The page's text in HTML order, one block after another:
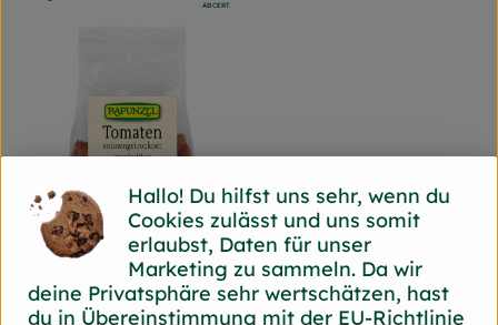
Produkt zum Warenkorb
, Kontrollstelle:
ABCERT
Hallo! Du hilfst uns sehr, wenn du
Cookies zulässt und uns somit
erlaubst, Daten für unser
Marketing zu sammeln. Da wir
deine Privatsphäre sehr wertschätzen, hast
du in Übereinstimmung mit der EU-Richtlinie